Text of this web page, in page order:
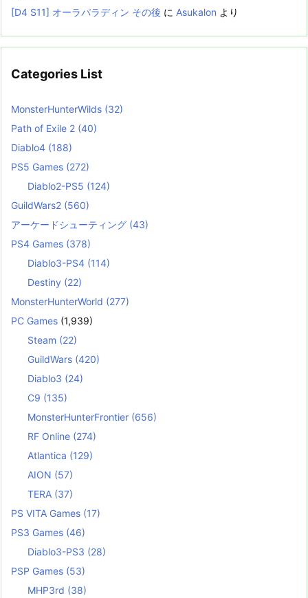
[D4 S11] オーラパラディン その後 に Asukalon より
Categories List
MonsterHunterWilds (32)
Path of Exile 2 (40)
Diablo4 (188)
PS5 Games (272)
Diablo2-PS5 (124)
GuildWars2 (560)
アーケードシューティング (43)
PS4 Games (378)
Diablo3-PS4 (114)
Destiny (22)
MonsterHunterWorld (277)
PC Games (1,939)
Steam (22)
GuildWars (420)
Diablo3 (24)
C9 (135)
MonsterHunterFrontier (656)
RF Online (274)
Atlantica (129)
AION (57)
TERA (37)
PS VITA Games (17)
PS3 Games (46)
Diablo3-PS3 (28)
PSP Games (53)
MHP3rd (38)